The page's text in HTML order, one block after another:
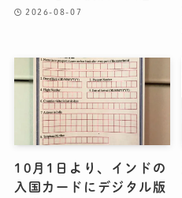
2026-08-07
10月1日より、インドの
入国カードにデジタル版